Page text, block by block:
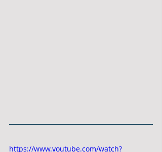
https://www.youtube.com/watch?